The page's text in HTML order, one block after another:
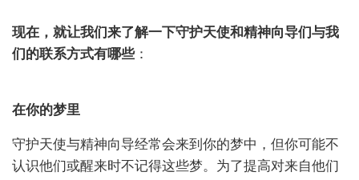
现在，就让我们来了解一下守护天使和精神向导们与我
们的联系方式有哪些：
在你的梦里
守护天使与精神向导经常会来到你的梦中，但你可能不
认识他们或醒来时不记得这些梦。为了提高对来自他们